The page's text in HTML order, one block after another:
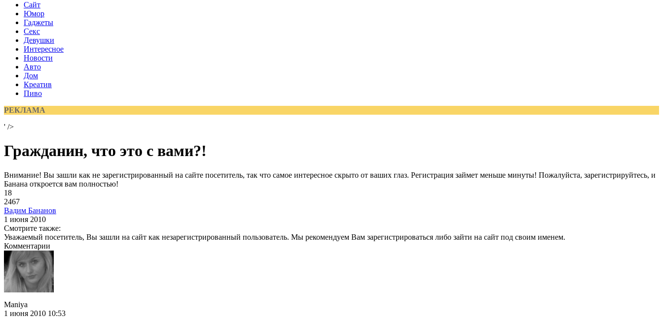
Сайт
Юмор
Гаджеты
Секс
Девушки
Интересное
Новости
Авто
Дом
Креатив
Пиво
РЕКЛАМА
' />
Гражданин, что это с вами?!
Внимание! Вы зашли как не зарегистрированный на сайте посетитель, так что самое интересное скрыто от ваших глаз. Регистрация займет меньше минуты! Пожалуйста, зарегистрируйтесь, и
Банана откроется вам полностью!
18
2467
Вадим Бананов
1 июня 2010
Смотрите также:
Уважаемый посетитель, Вы зашли на сайт как незарегистрированный пользователь. Мы рекомендуем Вам зарегистрироваться либо зайти на сайт под своим именем.
Комментарии
Maniya
1 июня 2010 10:53